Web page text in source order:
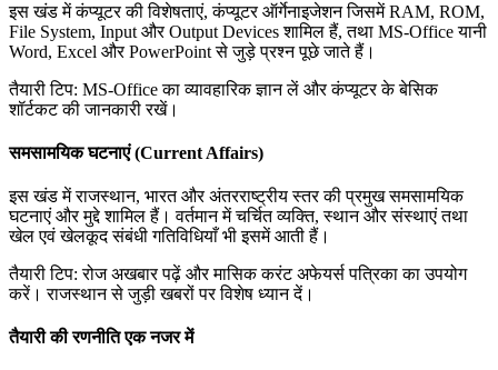
इस खंड में कंप्यूटर की विशेषताएं, कंप्यूटर ऑर्गेनाइजेशन जिसमें RAM, ROM,
File System, Input और Output Devices शामिल हैं, तथा MS-Office यानी
Word, Excel और PowerPoint से जुड़े प्रश्न पूछे जाते हैं।
तैयारी टिप: MS-Office का व्यावहारिक ज्ञान लें और कंप्यूटर के बेसिक
शॉर्टकट की जानकारी रखें।
समसामयिक घटनाएं (Current Affairs)
इस खंड में राजस्थान, भारत और अंतरराष्ट्रीय स्तर की प्रमुख समसामयिक
घटनाएं और मुद्दे शामिल हैं। वर्तमान में चर्चित व्यक्ति, स्थान और संस्थाएं तथा
खेल एवं खेलकूद संबंधी गतिविधियाँ भी इसमें आती हैं।
तैयारी टिप: रोज अखबार पढ़ें और मासिक करंट अफेयर्स पत्रिका का उपयोग
करें। राजस्थान से जुड़ी खबरों पर विशेष ध्यान दें।
तैयारी की रणनीति एक नजर में